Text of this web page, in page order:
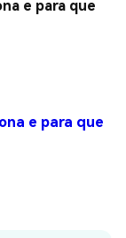
e para que
e para que